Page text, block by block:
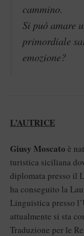
cammino.
Si può amare
primordiale
emozione?
L’AUTRICE
Giusy Moscato è
turistica siciliana
diplomata presso il
ha conseguito la
Linguistica presso
attualmente si sta
Traduzione per le